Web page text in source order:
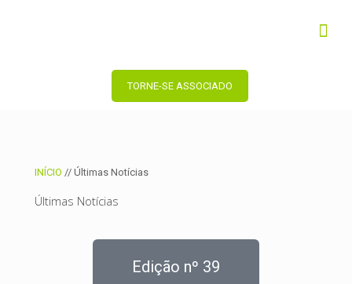
TORNE-SE ASSOCIADO
INÍCIO // Últimas Notícias
Últimas Notícias
Edição nº 39